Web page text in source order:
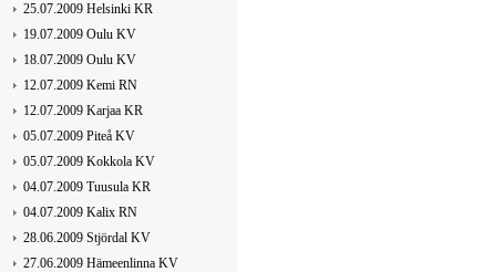
25.07.2009 Helsinki KR
19.07.2009 Oulu KV
18.07.2009 Oulu KV
12.07.2009 Kemi RN
12.07.2009 Karjaa KR
05.07.2009 Piteå KV
05.07.2009 Kokkola KV
04.07.2009 Tuusula KR
04.07.2009 Kalix RN
28.06.2009 Stjördal KV
27.06.2009 Hämeenlinna KV